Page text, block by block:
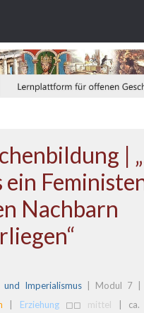
|
ein
Nachbarn
und Imperialismus | Modul 7 |
Erziehung◻◻ mittel | ca.